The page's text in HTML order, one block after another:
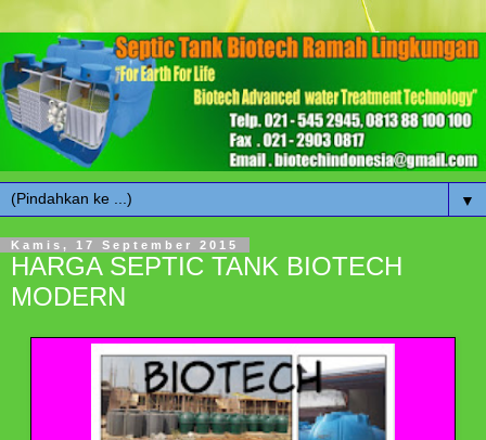
▼
Kamis, 17 September 2015
HARGA SEPTIC TANK BIOTECH
MODERN